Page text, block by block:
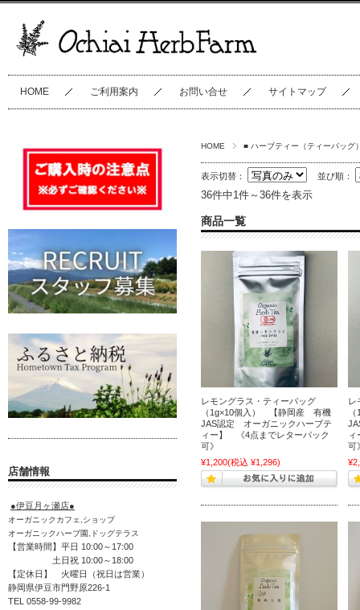
HOME ご利用案内 お問い合せ サイトマップ
HOME ■ ハーブティー（ティーバッグ
表示切替： 並び順：
36件中1件～36件を表示
商品一覧
レモングラス・ティーバッグ
（1g×10個入） 【静岡産 有機
JAS認定 オーガニックハーブテ
ィー】 《4点までレターパック
可》
¥1,200(税込 ¥1,296)
レ
ィ
可
店舗情報
●伊豆月ヶ瀬店●
オーガニックカフェ,ショップ
オーガニックハーブ園,ドッグテラス
【営業時間】平日 10:00～17:00
土日祝 10:00～18:00
【定休日】 火曜日（祝日は営業）
静岡県伊豆市門野原226-1
TEL 0558-99-9982